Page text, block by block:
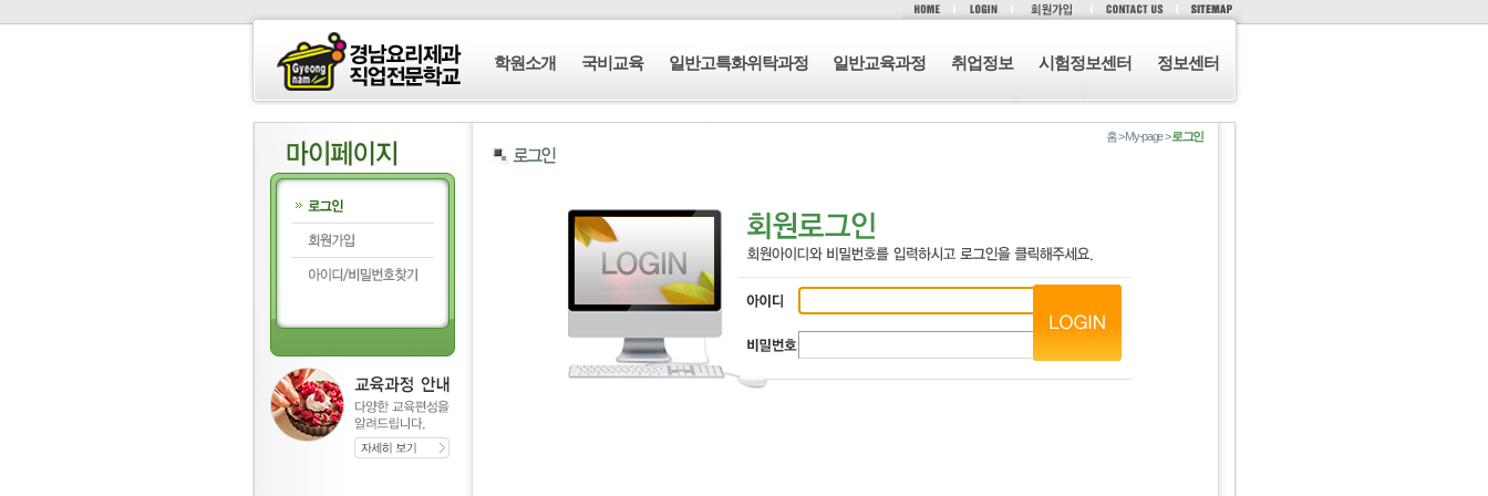
학원소개 국비교육 일반고특화위탁과정 일반교육과정 취업정보 시험정보센터 정보센터
홈 > My-page >로그인